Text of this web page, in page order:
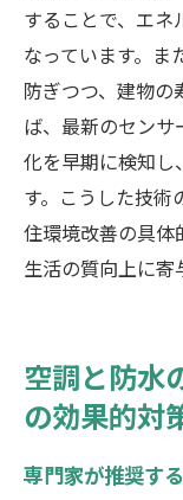
することで、エ
なっています。ま
防ぎつつ、建物の
ば、最新のセン
化を早期に検知し
す。こうした技術
住環境改善の具体
生活の質向上に寄
空調と防水
の効果的対
専門家が推奨す